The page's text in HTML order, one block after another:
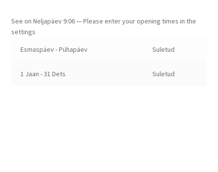
See on Neljapäev9:06—Please enter your opening times in the
settings
Esmaspäev - Pühapäev
Suletud
1 Jaan - 31 Dets Suletud